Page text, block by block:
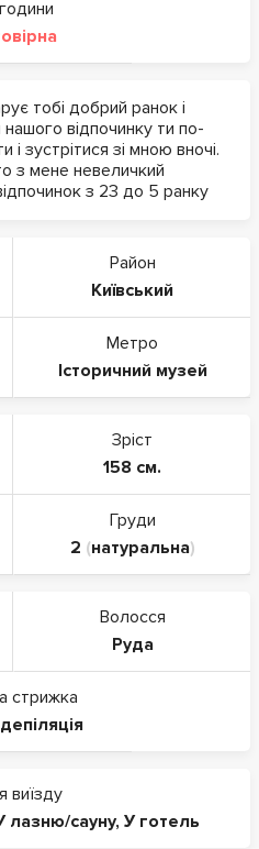
тобі добрий ранок і
відпочинку ти по-
зустрітися зі мною вночі.
з мене невеличкий
з 23 до 5 ранку
Район
Київський
Метро
Історичний музей
Зріст
158 см.
Груди
2 (натуральна)
Волосся
Руда
стрижка
виїзду
лазню/сауну, У готель